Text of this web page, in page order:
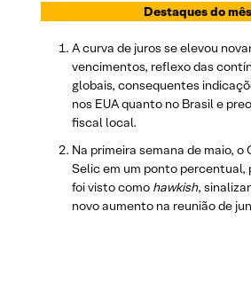
Destaques do
A curva de juros se elevou
vencimentos, reflexo das
globais, consequentes
nos EUA quanto no Brasil e
fiscal local.
Na primeira semana de maio,
Selic em um ponto percentual,
foi visto como hawkish,
novo aumento na reunião de